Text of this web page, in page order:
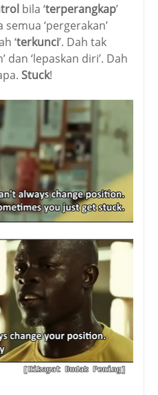
bila ‘terperangkap’
‘pergerakan’
‘terkunci’. Dah tak
dan ‘lepaskan diri’. Dah
Stuck!